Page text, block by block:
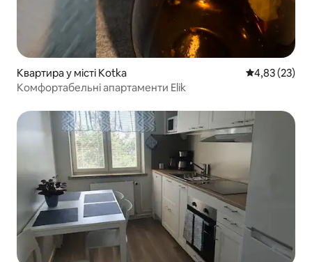
Квартира у місті Kotka Середня
4,83 (23)
Комфортабельні апартаменти Elik